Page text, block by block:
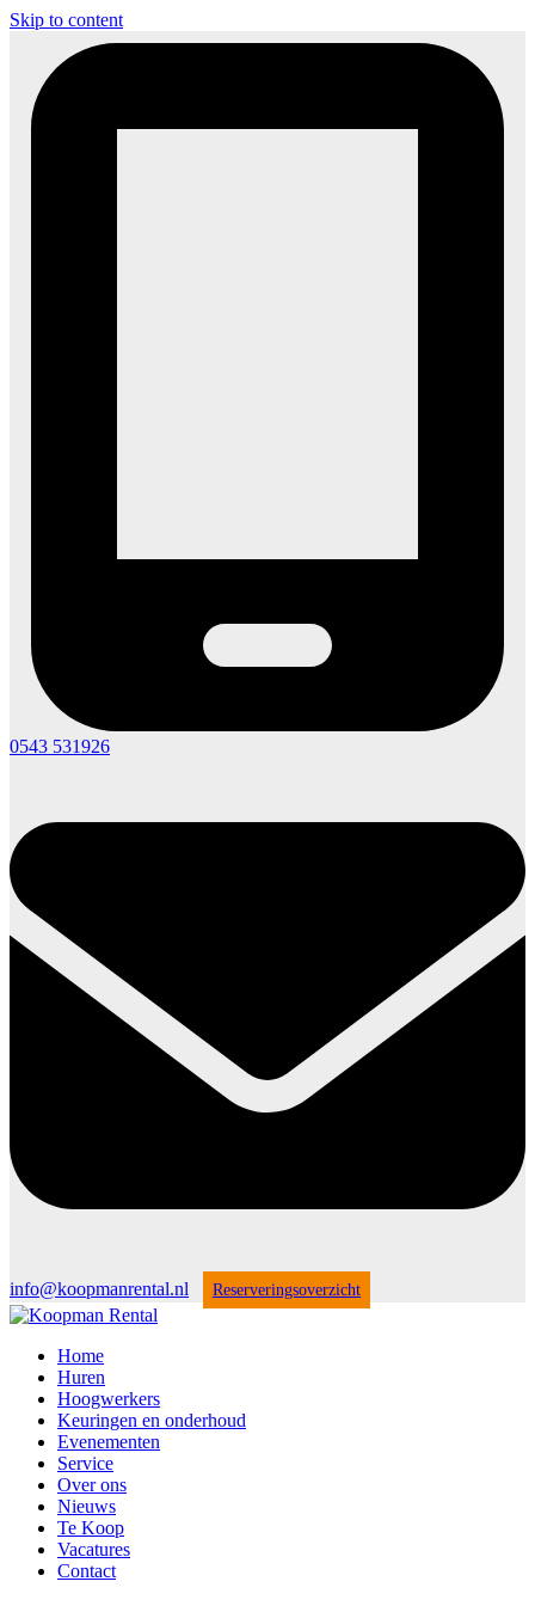
Skip to content
0543 531926
info@koopmanrental.nl Reserveringsoverzicht
Home
Huren
Hoogwerkers
Keuringen en onderhoud
Evenementen
Service
Over ons
Nieuws
Te Koop
Vacatures
Contact